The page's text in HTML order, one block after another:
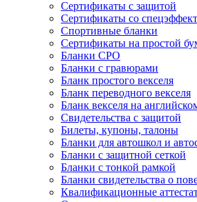
Сертификаты с защитой
Сертификаты со
Спортивные бланки
Cертификаты на простой
Бланки СРО
Бланки с гравюрами
Бланк простого векселя
Бланк переводного векселя
Бланк векселя на
Свидетельства с защитой
Билеты, купоны, талоны
Бланки для автошкол и
Бланки с защитной сеткой
Бланки с тонкой рамкой
Бланки свидетельства о
Квалификационные